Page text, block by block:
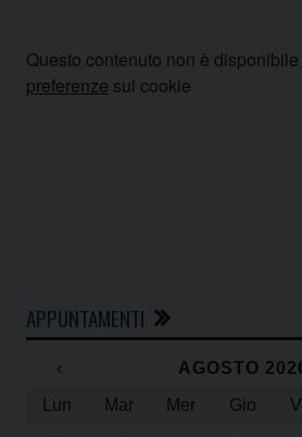
Questo contenuto non è
preferenze sui cookie
APPUNTAMENTI
‹ AGOSTO
Lun
Mar Mer Gio